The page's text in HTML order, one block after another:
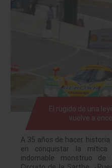
El rugido de una
vuelve a
A 35 años de hacer
en conquistar la mítica
indomable monstruo